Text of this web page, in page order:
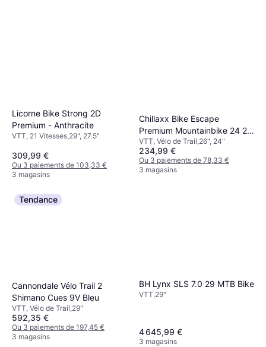
Licorne Bike Strong 2D
Premium - Anthracite
VTT, 21 Vitesses,29", 27.5"
309,99 €
Ou 3 paiements de 103,33 €
3 magasins
Chillaxx Bike Escape
Premium Mountainbike 24 26
Pouces Unisexe
VTT, Vélo de Trail,26", 24"
234,99 €
Ou 3 paiements de 78,33 €
3 magasins
Tendance
Cannondale Vélo Trail 2
Shimano Cues 9V Bleu
VTT, Vélo de Trail,29"
592,35 €
Ou 3 paiements de 197,45 €
3 magasins
BH Lynx SLS 7.0 29 MTB Bike
VTT,29"
4 645,99 €
3 magasins